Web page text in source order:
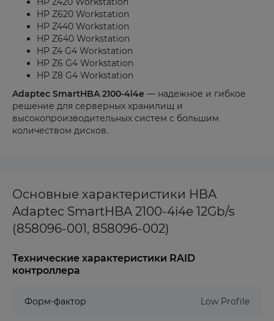
HP Z620 Workstation
HP Z440 Workstation
HP Z640 Workstation
HP Z4 G4 Workstation
HP Z6 G4 Workstation
HP Z8 G4 Workstation
Adaptec SmartHBA 2100-4i4e — надежное и гибкое
решение для серверных хранилищ и
высокопроизводительных систем с большим
количеством дисков.
Основные характеристики HBA
Adaptec SmartHBA 2100-4i4e 12Gb/s
(858096-001, 858096-002)
Технические характеристики RAID
контроллера
Форм-фактор Low Profile